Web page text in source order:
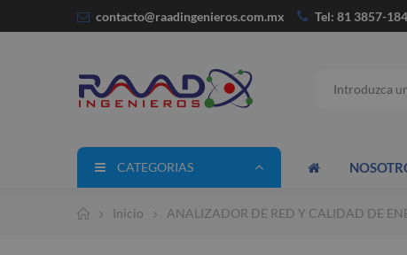
contacto@raadingenieros.com.mx Tel: 81 3857-
CATEGORIAS
Inicio ANALIZADOR DE RED Y CALIDAD DE